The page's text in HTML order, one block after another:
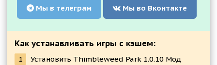
Мы в телеграм Мы во Вконтакте
Как устанавливать игры с кэшем:
1
Установить Thimbleweed Park 1.0.10 Мод